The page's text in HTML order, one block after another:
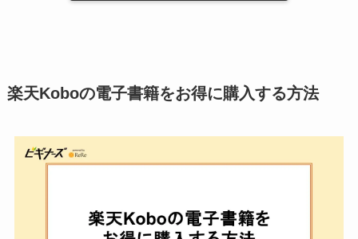
楽天Koboの電子書籍をお得に購入する方法